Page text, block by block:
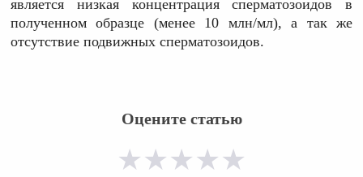
является низкая концентрация сперматозоидов в
полученном образце (менее 10 млн/мл), а так же
отсутствие подвижных сперматозоидов.
Оцените статью
★★★★★